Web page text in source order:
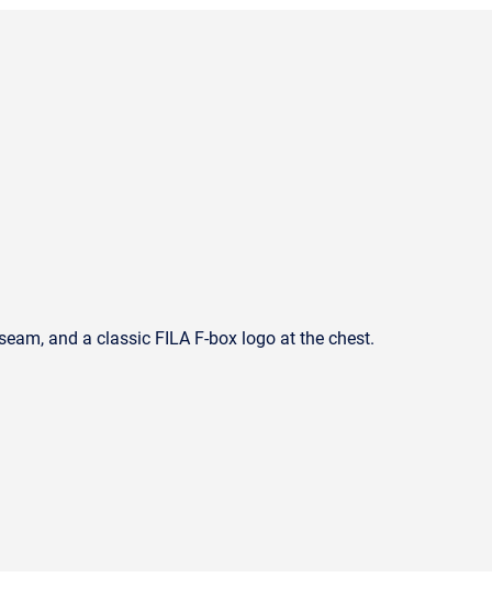
and a classic FILA F-box logo at the chest.